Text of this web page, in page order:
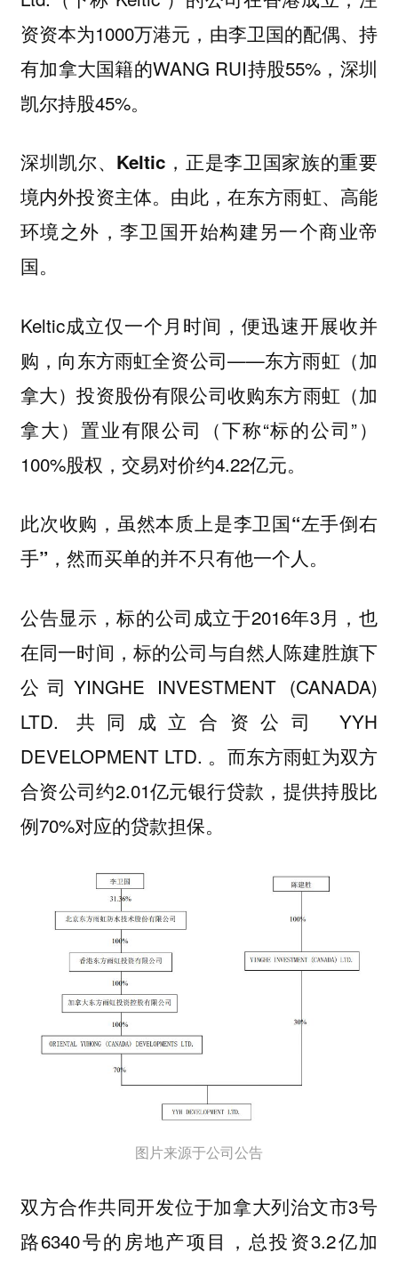
资资本为1000万港元，由李卫国的配偶、持
有加拿大国籍的WANG RUI持股55%，深圳
凯尔持股45%。
深圳凯尔、Keltic，正是李卫国家族的重要
境内外投资主体。 由此，在东方雨虹、高能
环境之外，李卫国开始构建另一个商业帝
国。
Keltic成立仅一个月时间，便迅速开展收并
购，向东方雨虹全资公司——东方雨虹（加
拿大）投资股份有限公司收购东方雨虹（加
拿大）置业有限公司（下称“标的公司”）
100%股权，交易对价约4.22亿元。
此次收购，虽然本质上是李卫国“左手倒右
手”，然而买单的并不只有他一个人。
公告显示，标的公司成立于2016年3月，也
在同一时间，标的公司与自然人陈建胜旗下
公司YINGHE INVESTMENT (CANADA)
LTD. 共同成立合资公司 YYH
DEVELOPMENT LTD. 。而东方雨虹为双方
合资公司约2.01亿元银行贷款，提供持股比
例70%对应的贷款担保。
图片来源于公司公告
双方合作共同开发位于加拿大列治文市3号
路6340号的房地产项目，总投资3.2亿加